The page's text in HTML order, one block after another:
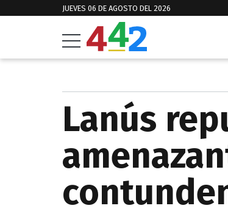
JUEVES 06 DE AGOSTO DEL 2026
Lanús